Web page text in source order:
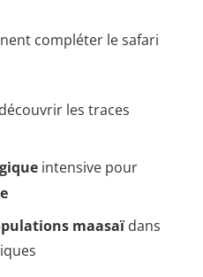
compléter le safari
les traces
intensive pour
maasaïdans